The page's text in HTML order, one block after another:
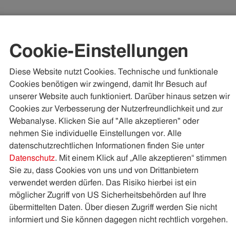
WASSER & ABWASSER KÄLTE & WÄRME PHOTOVOLTAIK
der Wasser- und Stromleitungen in der Falkstraße
Wasser- und
in der Falkstraße
Innsbruck sicher mit Wasser, Strom und Gas. In
Cookie-Einstellungen
Diese Website nutzt Cookies. Technische und funktionale
Cookies benötigen wir zwingend, damit Ihr Besuch auf
unserer Website auch funktioniert. Darüber hinaus setzen wir
Cookies zur Verbesserung der Nutzerfreundlichkeit und zur
Webanalyse. Klicken Sie auf "Alle akzeptieren" oder
nehmen Sie individuelle Einstellungen vor. Alle
datenschutzrechtlichen Informationen finden Sie unter
Datenschutz. Mit einem Klick auf „Alle akzeptieren“ stimmen
Sie zu, dass Cookies von uns und von Drittanbietern
verwendet werden dürfen. Das Risiko hierbei ist ein
möglicher Zugriff von US Sicherheitsbehörden auf Ihre
übermittelten Daten. Über diesen Zugriff werden Sie nicht
informiert und Sie können dagegen nicht rechtlich vorgehen.